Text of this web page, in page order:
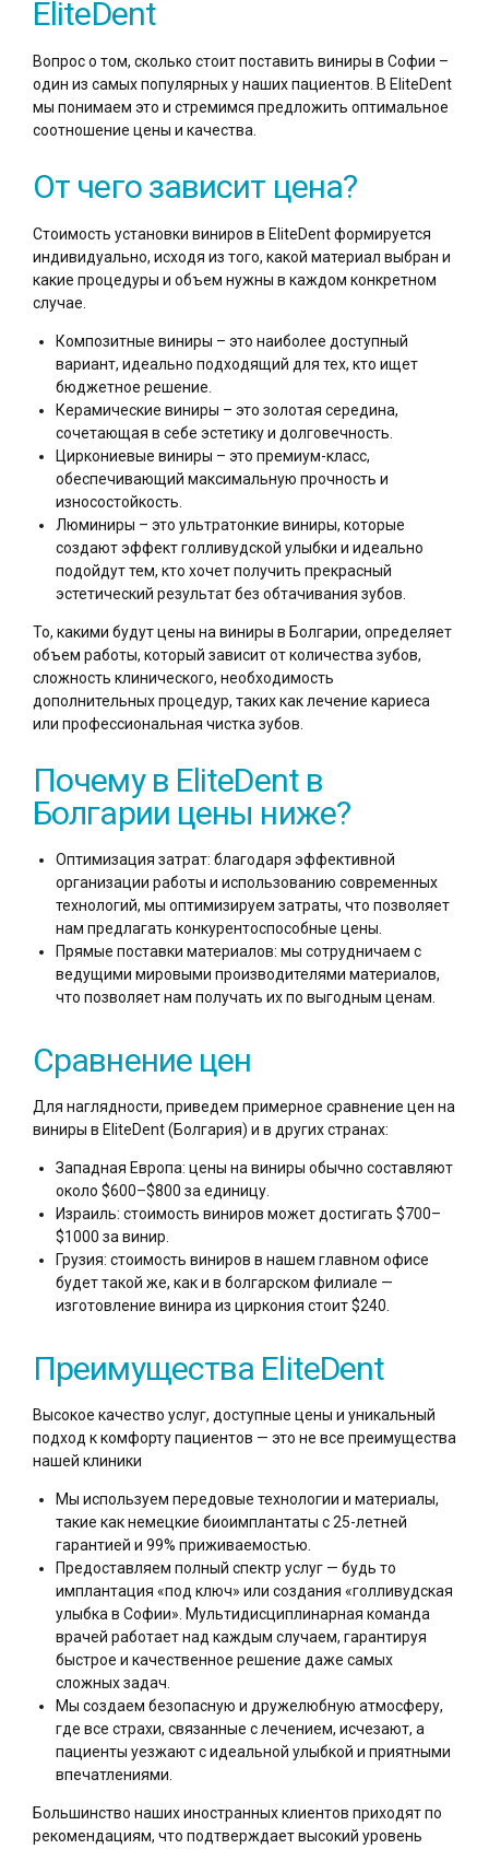
EliteDent
Вопрос о том, сколько стоит поставить виниры в Софии –
один из самых популярных у наших пациентов. В EliteDent
мы понимаем это и стремимся предложить оптимальное
соотношение цены и качества.
От чего зависит цена?
Стоимость установки виниров в EliteDent формируется
индивидуально, исходя из того, какой материал выбран и
какие процедуры и объем нужны в каждом конкретном
случае.
Композитные виниры – это наиболее доступный
вариант, идеально подходящий для тех, кто ищет
бюджетное решение.
Керамические виниры – это золотая середина,
сочетающая в себе эстетику и долговечность.
Циркониевые виниры – это премиум-класс,
обеспечивающий максимальную прочность и
износостойкость.
Люминиры – это ультратонкие виниры, которые
создают эффект голливудской улыбки и идеально
подойдут тем, кто хочет получить прекрасный
эстетический результат без обтачивания зубов.
То, какими будут цены на виниры в Болгарии, определяет
объем работы, который зависит от количества зубов,
сложность клинического, необходимость
дополнительных процедур, таких как лечение кариеса
или профессиональная чистка зубов.
Почему в EliteDent в
Болгарии цены ниже?
Оптимизация затрат: благодаря эффективной
организации работы и использованию современных
технологий, мы оптимизируем затраты, что позволяет
нам предлагать конкурентоспособные цены.
Прямые поставки материалов: мы сотрудничаем с
ведущими мировыми производителями материалов,
что позволяет нам получать их по выгодным ценам.
Сравнение цен
Для наглядности, приведем примерное сравнение цен на
виниры в EliteDent (Болгария) и в других странах:
Западная Европа: цены на виниры обычно составляют
около $600–$800 за единицу.
Израиль: стоимость виниров может достигать $700–
$1000 за винир.
Грузия: стоимость виниров в нашем главном офисе
будет такой же, как и в болгарском филиале —
изготовление винира из циркония стоит $240.
Преимущества EliteDent
Высокое качество услуг, доступные цены и уникальный
подход к комфорту пациентов — это не все преимущества
нашей клиники
Мы используем передовые технологии и материалы,
такие как немецкие биоимплантаты с 25-летней
гарантией и 99% приживаемостью.
Предоставляем полный спектр услуг — будь то
имплантация «под ключ» или создания «голливудская
улыбка в Софии». Мультидисциплинарная команда
врачей работает над каждым случаем, гарантируя
быстрое и качественное решение даже самых
сложных задач.
Мы создаем безопасную и дружелюбную атмосферу,
где все страхи, связанные с лечением, исчезают, а
пациенты уезжают с идеальной улыбкой и приятными
впечатлениями.
Большинство наших иностранных клиентов приходят по
рекомендациям, что подтверждает высокий уровень